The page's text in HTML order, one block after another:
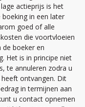
actieprijs is het
in een later
goed of alle
die voortvloeien
boeker en
Het is in principe niet
te annuleren zodra u
ontvangen. Dit
in termijnen aan
u contact opnemen